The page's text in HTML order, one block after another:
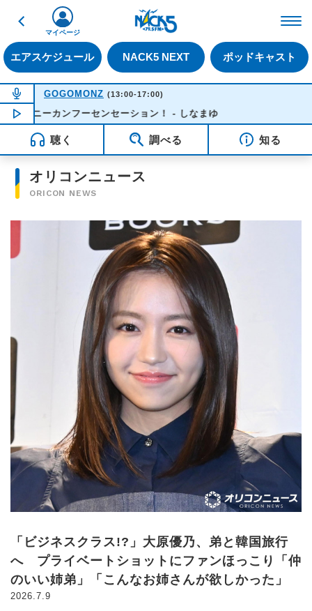
戻る
エアスケジュール NACK5 NEXT ポッドキャスト
マイページ
NOW ON AIR
GOGOMONZ (13:00-17:00)
NOW PLAYING13:37
イニーカンフーセンセーション！ - しなまゆ
聴く 調べる 知る
オリコンニュース
ORICON NEWS
「ビジネスクラス!?」大原優乃、弟と韓国旅行
へ プライベートショットにファンほっこり「仲
のいい姉弟」「こんなお姉さんが欲しかった」
2026.7.9